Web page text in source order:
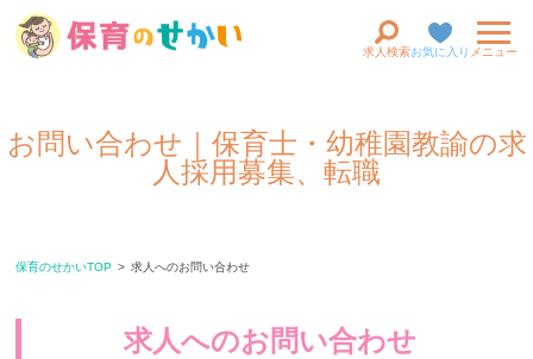
求人検索お気に入り メニュー
お問い合わせ｜保育士・幼稚園教諭の求
人採用募集、転職
保育のせかいTOP 求人へのお問い合わせ
求人へのお問い合わせ